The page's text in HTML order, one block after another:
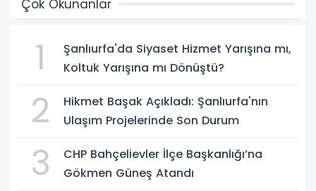
Çok Okunanlar
1
Şanlıurfa'da Siyaset Hizmet Yarışına mı,
Koltuk Yarışına mı Dönüştü?
2
Hikmet Başak Açıkladı: Şanlıurfa'nın
Ulaşım Projelerinde Son Durum
3
CHP Bahçelievler İlçe Başkanlığı’na
Gökmen Güneş Atandı